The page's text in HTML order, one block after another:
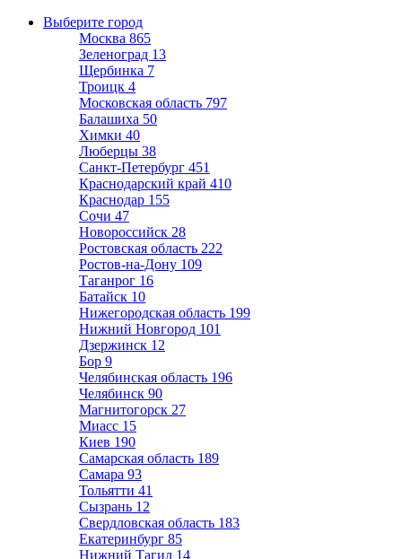
Выберите город
Москва 865
Зеленоград 13
Щербинка 7
Троицк 4
Московская область 797
Балашиха 50
Химки 40
Люберцы 38
Санкт-Петербург 451
Краснодарский край 410
Краснодар 155
Сочи 47
Новороссийск 28
Ростовская область 222
Ростов-на-Дону 109
Таганрог 16
Батайск 10
Нижегородская область 199
Нижний Новгород 101
Дзержинск 12
Бор 9
Челябинская область 196
Челябинск 90
Магнитогорск 27
Миасс 15
Киев 190
Самарская область 189
Самара 93
Тольятти 41
Сызрань 12
Свердловская область 183
Екатеринбург 85
Нижний Тагил 14